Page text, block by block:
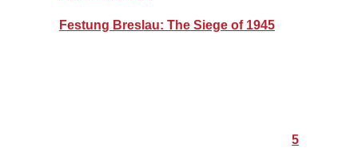
Festung Breslau: The Siege of 1945
5